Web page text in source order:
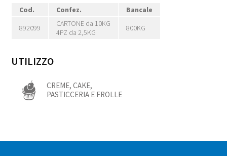
Cod. Confez.
Bancale
892099
CARTONE da 10KG
4PZ da 2,5KG
800KG
UTILIZZO
CREME, CAKE,
PASTICCERIA E FROLLE